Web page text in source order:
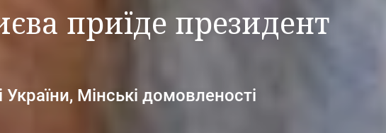
приїде президент
Мінські домовленості